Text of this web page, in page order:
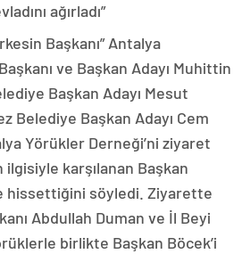
ağırladı”
Başkanı” Antalya
ve Başkan Adayı Muhittin
Başkan Adayı Mesut
Belediye Başkan Adayı Cem
Yörükler Derneği’ni ziyaret
karşılanan Başkan
hissettiğini söyledi. Ziyarette
Abdullah Duman ve İl Beyi
birlikte Başkan Böcek’i